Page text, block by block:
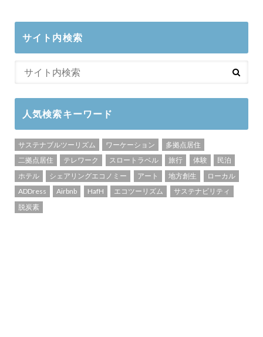
サイト内検索
人気検索キーワード
サステナブルツーリズム ワーケーション
多拠点居住
二拠点居住
テレワーク スロートラベル 旅行 体験
民泊
ホテル
シェアリングエコノミー アート 地方創生
ローカル
ADDress
Airbnb HafH エコツーリズム
サステナビリティ
脱炭素